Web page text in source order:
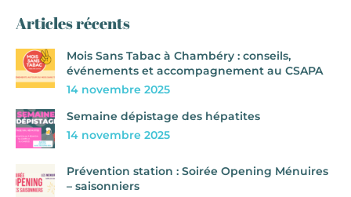
Articles récents
Mois Sans Tabac à Chambéry : conseils,
événements et accompagnement au CSAPA
14 novembre 2025
Semaine dépistage des hépatites
14 novembre 2025
Prévention station : Soirée Opening Ménuires
– saisonniers